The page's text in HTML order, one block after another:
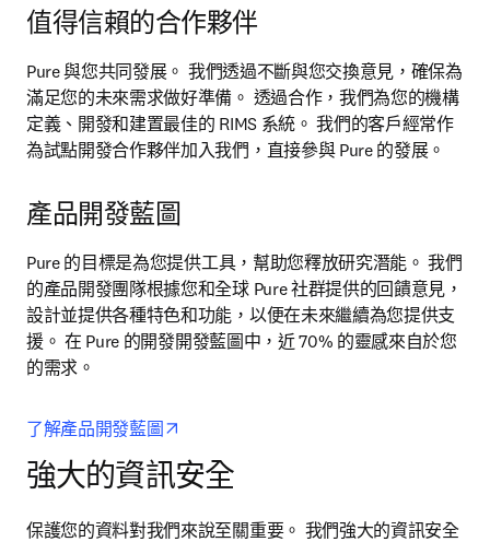
值得信賴的合作夥伴
Pure 與您共同發展。 我們透過不斷與您交換意見，確保為
滿足您的未來需求做好準備。 透過合作，我們為您的機構
定義、開發和建置最佳的 RIMS 系統。 我們的客戶經常作
為試點開發合作夥伴加入我們，直接參與 Pure 的發展。
產品開發藍圖
Pure 的目標是為您提供工具，幫助您釋放研究潛能。 我們
的產品開發團隊根據您和全球 Pure 社群提供的回饋意見，
設計並提供各種特色和功能，以便在未來繼續為您提供支
援。 在 Pure 的開發開發藍圖中，近 70% 的靈感來自於您
的需求。
了解產品開發藍圖
強大的資訊安全
保護您的資料對我們來說至關重要。 我們強大的資訊安全